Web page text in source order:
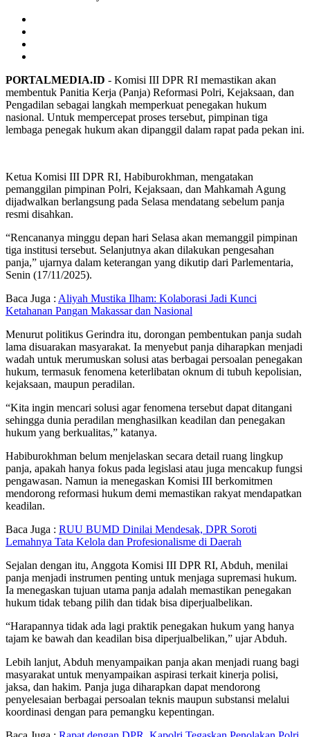
PORTALMEDIA.ID - Komisi III DPR RI memastikan akan
membentuk Panitia Kerja (Panja) Reformasi Polri, Kejaksaan, dan
Pengadilan sebagai langkah memperkuat penegakan hukum
nasional. Untuk mempercepat proses tersebut, pimpinan tiga
lembaga penegak hukum akan dipanggil dalam rapat pada pekan ini.
Ketua Komisi III DPR RI, Habiburokhman, mengatakan
pemanggilan pimpinan Polri, Kejaksaan, dan Mahkamah Agung
dijadwalkan berlangsung pada Selasa mendatang sebelum panja
resmi disahkan.
“Rencananya minggu depan hari Selasa akan memanggil pimpinan
tiga institusi tersebut. Selanjutnya akan dilakukan pengesahan
panja,” ujarnya dalam keterangan yang dikutip dari Parlementaria,
Senin (17/11/2025).
Baca Juga : Aliyah Mustika Ilham: Kolaborasi Jadi Kunci
Ketahanan Pangan Makassar dan Nasional
Menurut politikus Gerindra itu, dorongan pembentukan panja sudah
lama disuarakan masyarakat. Ia menyebut panja diharapkan menjadi
wadah untuk merumuskan solusi atas berbagai persoalan penegakan
hukum, termasuk fenomena keterlibatan oknum di tubuh kepolisian,
kejaksaan, maupun peradilan.
“Kita ingin mencari solusi agar fenomena tersebut dapat ditangani
sehingga dunia peradilan menghasilkan keadilan dan penegakan
hukum yang berkualitas,” katanya.
Habiburokhman belum menjelaskan secara detail ruang lingkup
panja, apakah hanya fokus pada legislasi atau juga mencakup fungsi
pengawasan. Namun ia menegaskan Komisi III berkomitmen
mendorong reformasi hukum demi memastikan rakyat mendapatkan
keadilan.
Baca Juga : RUU BUMD Dinilai Mendesak, DPR Soroti
Lemahnya Tata Kelola dan Profesionalisme di Daerah
Sejalan dengan itu, Anggota Komisi III DPR RI, Abduh, menilai
panja menjadi instrumen penting untuk menjaga supremasi hukum.
Ia menegaskan tujuan utama panja adalah memastikan penegakan
hukum tidak tebang pilih dan tidak bisa diperjualbelikan.
“Harapannya tidak ada lagi praktik penegakan hukum yang hanya
tajam ke bawah dan keadilan bisa diperjualbelikan,” ujar Abduh.
Lebih lanjut, Abduh menyampaikan panja akan menjadi ruang bagi
masyarakat untuk menyampaikan aspirasi terkait kinerja polisi,
jaksa, dan hakim. Panja juga diharapkan dapat mendorong
penyelesaian berbagai persoalan teknis maupun substansi melalui
koordinasi dengan para pemangku kepentingan.